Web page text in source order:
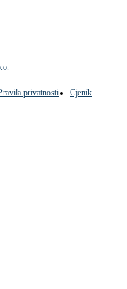
privatnosti
Cjenik